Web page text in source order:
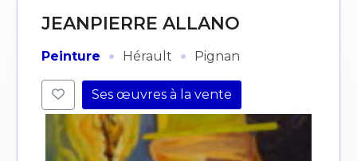
JEANPIERRE ALLANO
Peinture · Hérault · Pignan
Ses œuvres à la vente